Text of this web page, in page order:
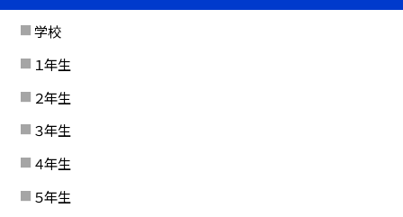
学校
１年生
２年生
３年生
４年生
５年生